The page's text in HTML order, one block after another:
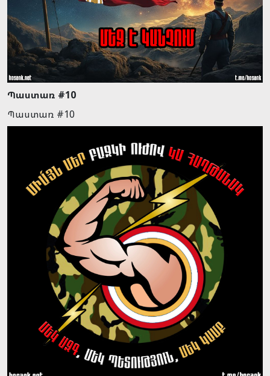
Պաստառ #10
Պաստառ #10